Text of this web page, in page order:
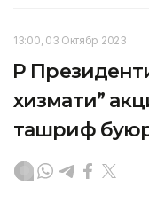
13:00, 03 Октябр 2023
ҚР
хизмати”
ташриф